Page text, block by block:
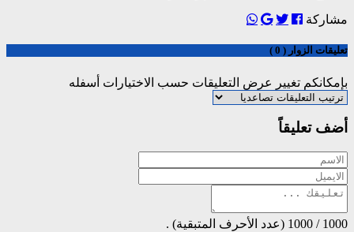
مشاركة
تعليقات الزوار ( 0 )
بإمكانكم تغيير عرض التعليقات حسب الاختيارات أسفله
أضف تعليقاً
1000
/
1000 (عدد الأحرف المتبقية) .